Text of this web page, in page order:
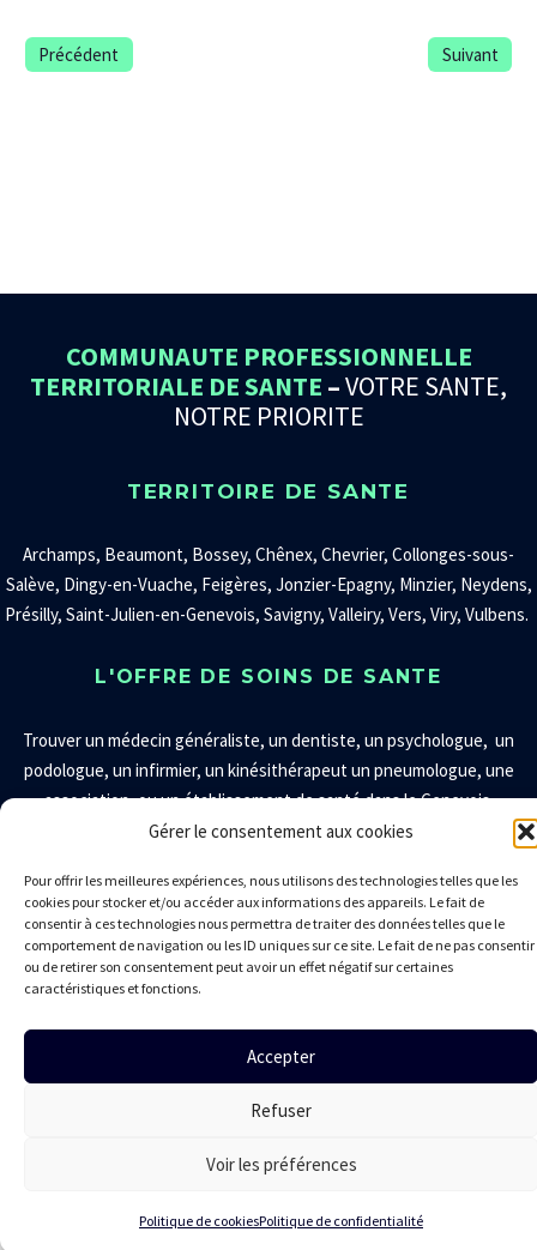
Gérer le consentement aux cookies
Pour offrir les meilleures expériences, nous utilisons des technologies telles que les
cookies pour stocker et/ou accéder aux informations des appareils. Le fait de
consentir à ces technologies nous permettra de traiter des données telles que le
comportement de navigation ou les ID uniques sur ce site. Le fait de ne pas consentir
ou de retirer son consentement peut avoir un effet négatif sur certaines
caractéristiques et fonctions.
Accepter
Refuser
Voir les préférences
Politique de cookiesPolitique de confidentialité
Précédent Suivant
COMMUNAUTE PROFESSIONNELLE
TERRITORIALE DE SANTE –VOTRE SANTE,
NOTRE PRIORITE
TERRITOIRE DE SANTE
Archamps, Beaumont, Bossey, Chênex, Chevrier, Collonges-sous-
Salève, Dingy-en-Vuache, Feigères, Jonzier-Epagny, Minzier, Neydens,
Présilly, Saint-Julien-en-Genevois, Savigny, Valleiry, Vers, Viry, Vulbens.
L'OFFRE DE SOINS DE SANTE
Trouver un médecin généraliste, un dentiste, un psychologue, un
podologue, un infirmier, un kinésithérapeut un pneumologue, une
association,ou un établissement de santé dans le Genevois.
Présentation
Territoire
Conseil administration
Réalisation © Bluekat Digital 2024-2026